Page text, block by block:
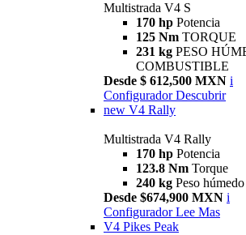
Multistrada V4 S
170 hp Potencia
125 Nm TORQUE
231 kg PESO
COMBUSTIBLE
Desde $ 612,500 MXN i
Configurador Descubrir
new V4 Rally
Multistrada V4 Rally
170 hp Potencia
123.8 Nm Torque
240 kg Peso
Desde $674,900 MXN i
Configurador Lee Mas
V4 Pikes Peak